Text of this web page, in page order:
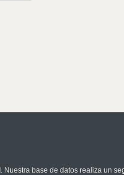
. Nuestra base de datos realiza un